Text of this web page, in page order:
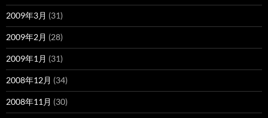
2009年3月 (31)
2009年2月 (28)
2009年1月 (31)
2008年12月 (34)
2008年11月 (30)